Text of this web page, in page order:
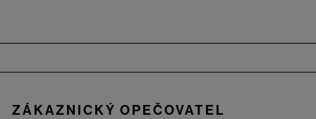
ZÁKAZNICKÝ OPEČOVATEL